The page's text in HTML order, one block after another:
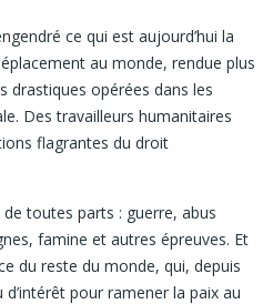
ce qui est aujourd’hui la
au monde, rendue plus
drastiques opérées dans les
Des travailleurs humanitaires
flagrantes du droit
toutes parts : guerre, abus
famine et autres épreuves. Et
du reste du monde, qui, depuis
pour ramener la paix au